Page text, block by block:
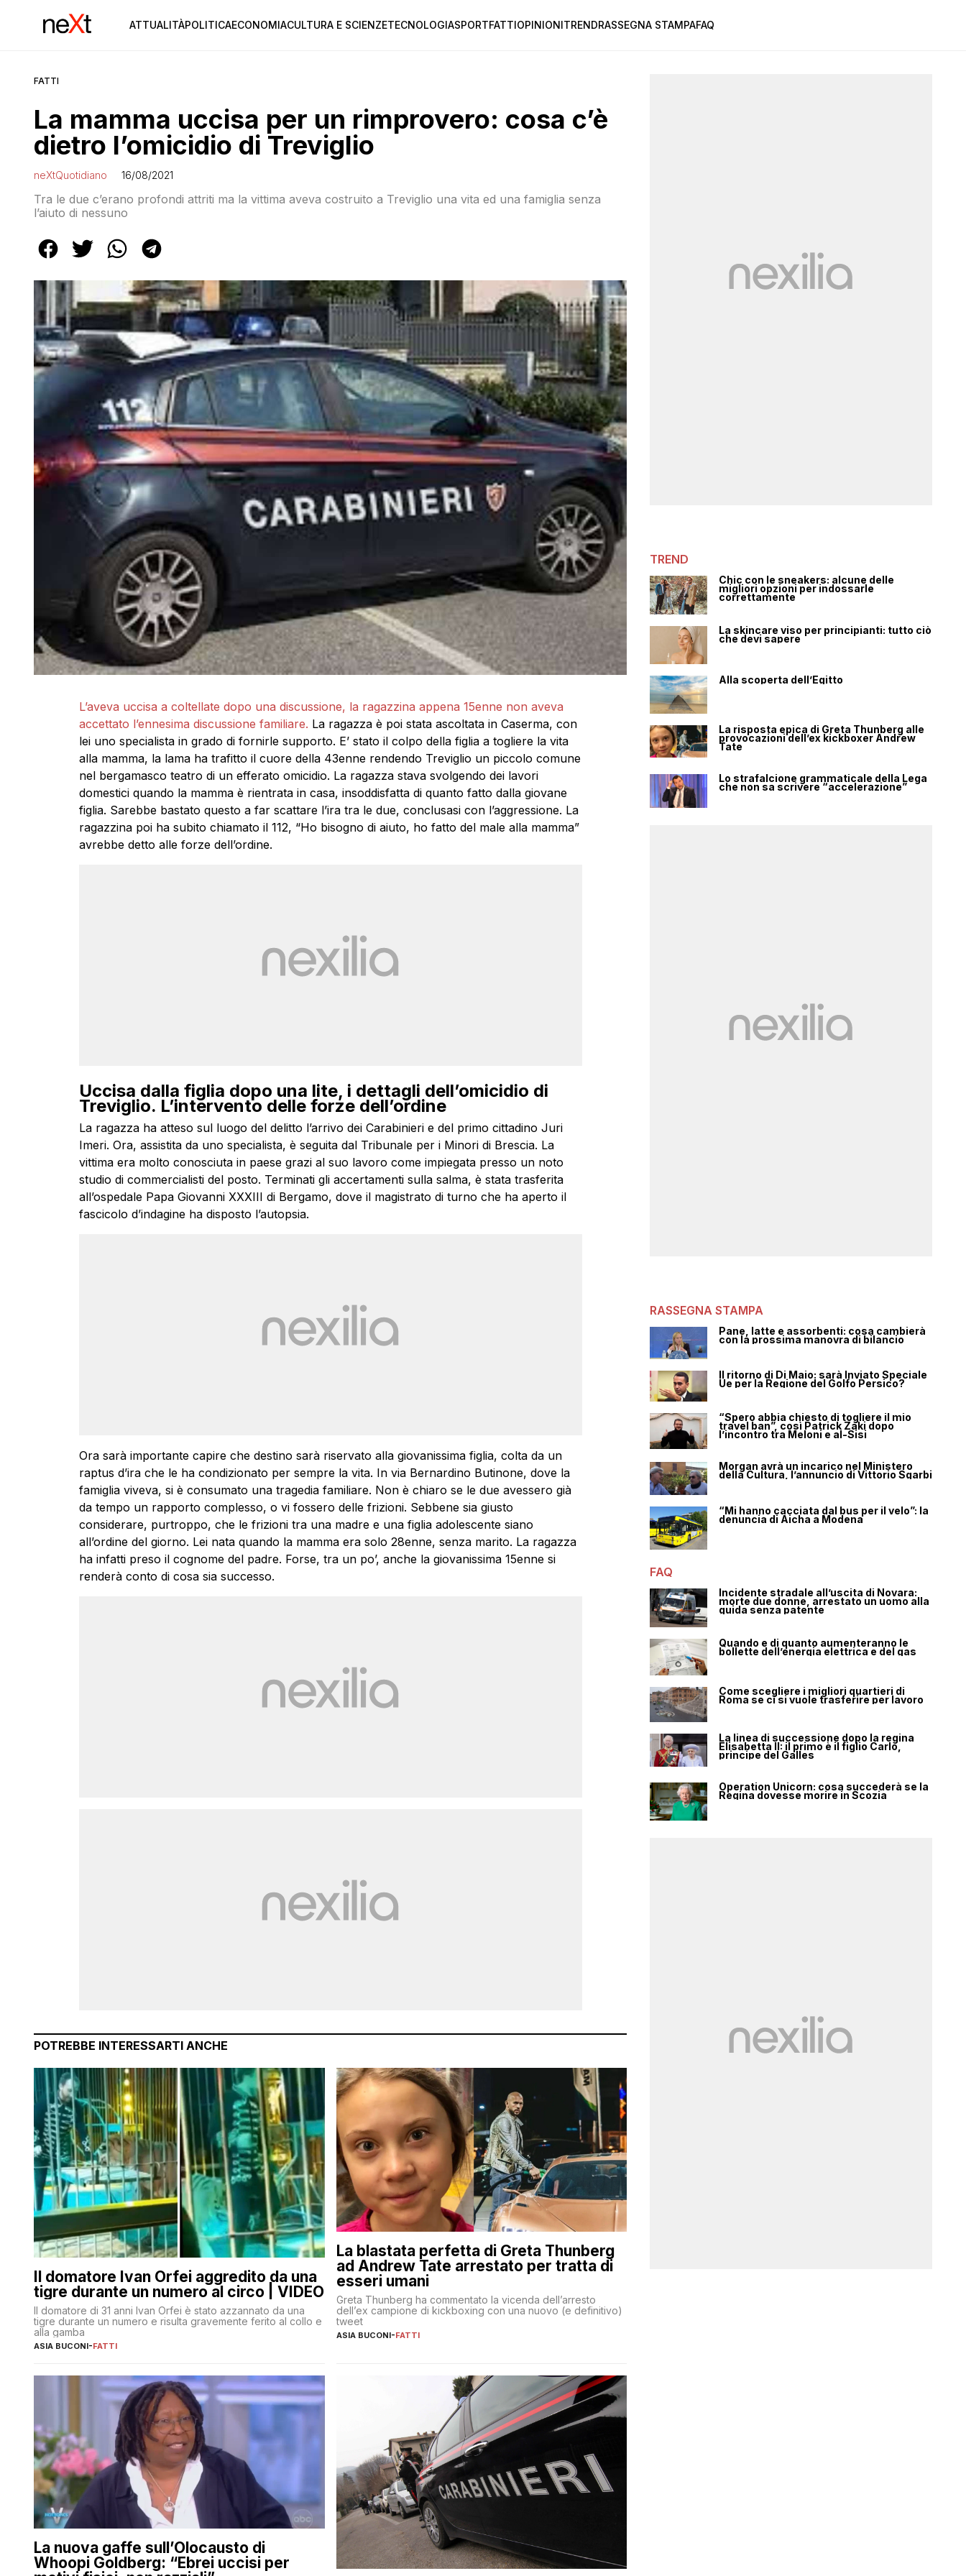
ATTUALITÀPOLITICAECONOMIACULTURA E SCIENZETECNOLOGIASPORTFATTIOPINIONITRENDRASSEGNA STAMPAFAQ
FATTI
La mamma uccisa per un rimprovero: cosa c’è
dietro l’omicidio di Treviglio
neXtQuotidiano 16/08/2021
Tra le due c’erano profondi attriti ma la vittima aveva costruito a Treviglio una vita ed una famiglia senza
l’aiuto di nessuno
L’aveva uccisa a coltellate dopo una discussione, la ragazzina appena 15enne non aveva
accettato l’ennesima discussione familiare. La ragazza è poi stata ascoltata in Caserma, con
lei uno specialista in grado di fornirle supporto. E’ stato il colpo della figlia a togliere la vita
alla mamma, la lama ha trafitto il cuore della 43enne rendendo Treviglio un piccolo comune
nel bergamasco teatro di un efferato omicidio. La ragazza stava svolgendo dei lavori
domestici quando la mamma è rientrata in casa, insoddisfatta di quanto fatto dalla giovane
figlia. Sarebbe bastato questo a far scattare l’ira tra le due, conclusasi con l’aggressione. La
ragazzina poi ha subito chiamato il 112, “Ho bisogno di aiuto, ho fatto del male alla mamma”
avrebbe detto alle forze dell’ordine.
Uccisa dalla figlia dopo una lite, i dettagli dell’omicidio di
Treviglio. L’intervento delle forze dell’ordine
La ragazza ha atteso sul luogo del delitto l’arrivo dei Carabinieri e del primo cittadino Juri
Imeri. Ora, assistita da uno specialista, è seguita dal Tribunale per i Minori di Brescia. La
vittima era molto conosciuta in paese grazi al suo lavoro come impiegata presso un noto
studio di commercialisti del posto. Terminati gli accertamenti sulla salma, è stata trasferita
all’ospedale Papa Giovanni XXXIII di Bergamo, dove il magistrato di turno che ha aperto il
fascicolo d’indagine ha disposto l’autopsia.
Ora sarà importante capire che destino sarà riservato alla giovanissima figlia, colta da un
raptus d’ira che le ha condizionato per sempre la vita. In via Bernardino Butinone, dove la
famiglia viveva, si è consumato una tragedia familiare. Non è chiaro se le due avessero già
da tempo un rapporto complesso, o vi fossero delle frizioni. Sebbene sia giusto
considerare, purtroppo, che le frizioni tra una madre e una figlia adolescente siano
all’ordine del giorno. Lei nata quando la mamma era solo 28enne, senza marito. La ragazza
ha infatti preso il cognome del padre. Forse, tra un po’, anche la giovanissima 15enne si
renderà conto di cosa sia successo.
POTREBBE INTERESSARTI ANCHE
Il domatore Ivan Orfei aggredito da una
tigre durante un numero al circo | VIDEO
Il domatore di 31 anni Ivan Orfei è stato azzannato da una
tigre durante un numero e risulta gravemente ferito al collo e
alla gamba
ASIA BUCONI-FATTI
La blastata perfetta di Greta Thunberg
ad Andrew Tate arrestato per tratta di
esseri umani
Greta Thunberg ha commentato la vicenda dell’arresto
dell’ex campione di kickboxing con una nuovo (e definitivo)
tweet
ASIA BUCONI-FATTI
La nuova gaffe sull’Olocausto di
Whoopi Goldberg: “Ebrei uccisi per
TREND
Chic con le sneakers: alcune delle
migliori opzioni per indossarle
correttamente
La skincare viso per principianti: tutto ciò
che devi sapere
Alla scoperta dell’Egitto
La risposta epica di Greta Thunberg alle
provocazioni dell’ex kickboxer Andrew
Tate
Lo strafalcione grammaticale della Lega
che non sa scrivere “accelerazione”
RASSEGNA STAMPA
Pane, latte e assorbenti: cosa cambierà
con la prossima manovra di bilancio
Il ritorno di Di Maio: sarà Inviato Speciale
Ue per la Regione del Golfo Persico?
“Spero abbia chiesto di togliere il mio
travel ban”, così Patrick Zaki dopo
l’incontro tra Meloni e al-Sisi
Morgan avrà un incarico nel Ministero
della Cultura, l’annuncio di Vittorio Sgarbi
“Mi hanno cacciata dal bus per il velo”: la
denuncia di Aicha a Modena
FAQ
Incidente stradale all’uscita di Novara:
morte due donne, arrestato un uomo alla
guida senza patente
Quando e di quanto aumenteranno le
bollette dell’energia elettrica e del gas
Come scegliere i migliori quartieri di
Roma se ci si vuole trasferire per lavoro
La linea di successione dopo la regina
Elisabetta II: il primo è il figlio Carlo,
principe del Galles
Operation Unicorn: cosa succederà se la
Regina dovesse morire in Scozia